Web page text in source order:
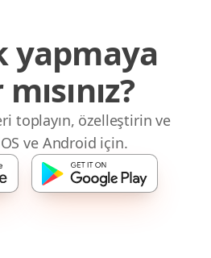
yapmaya
toplayın, özelleştirin ve
ve Android için.